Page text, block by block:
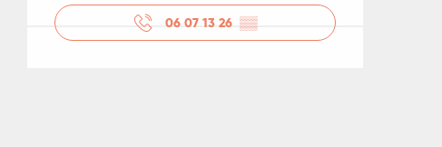
06 07 13 26 ▒▒